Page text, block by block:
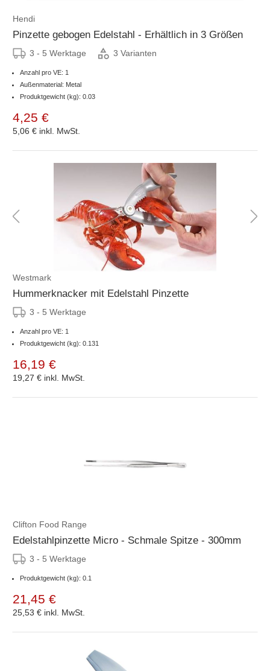
Hendi
Pinzette gebogen Edelstahl - Erhältlich in 3 Größen
3 - 5 Werktage 3 Varianten
Anzahl pro VE: 1
Außenmaterial: Metal
Produktgewicht (kg): 0.03
4,25 €
5,06 € inkl. MwSt.
Westmark
Hummerknacker mit Edelstahl Pinzette
3 - 5 Werktage
Anzahl pro VE: 1
Produktgewicht (kg): 0.131
16,19 €
19,27 € inkl. MwSt.
Clifton Food Range
Edelstahlpinzette Micro - Schmale Spitze - 300mm
3 - 5 Werktage
Produktgewicht (kg): 0.1
21,45 €
25,53 € inkl. MwSt.